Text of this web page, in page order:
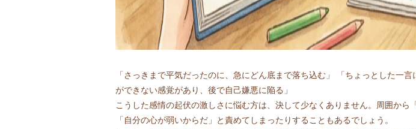
「さっきまで平気だったのに、急にどん底まで落ち込む」 「ちょっとした一
ができない感覚があり、後で自己嫌悪に陥る」
こうした感情の起伏の激しさに悩む方は、決して少なくありません。周囲か
「自分の心が弱いからだ」と責めてしまったりすることもあるでしょう。